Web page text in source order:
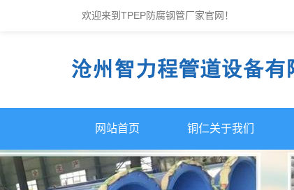
欢迎来到TPEP防腐钢管厂家官网！
网站首页 铜仁关于我们